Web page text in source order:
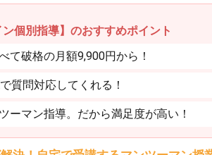
個別指導】のおすすめポイント
て破格の月額9,900円から！
質問対応してくれる！
ーマン指導。だから満足度が高い！